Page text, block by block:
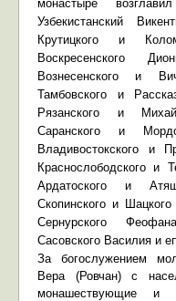
монастыре
Узбекистанский
Крутицкого и
Воскресенского
Вознесенского и
Тамбовского и
Рязанского и
Саранского и
Владивостокского и
Краснослободского и
Ардатоского и
Скопинского и
Сернурского
Сасовского Василия и
За богослужением
Вера (Ровчан) с
монашествующие и